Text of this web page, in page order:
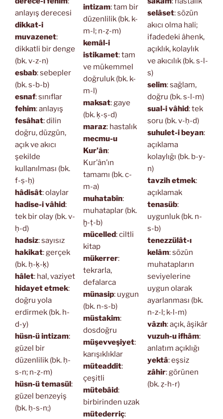
anlayış derecesi
dikkat-i
muvazenet:
dikkatli bir denge
(bk. v-z-n)
esbab: sebepler
(bk. s-b-b)
esnaf: sınıflar
fehim: anlayış
fesâhat: dilin
doğru, düzgün,
açık ve akıcı
şekilde
kullanılması (bk.
f-ṣ-ḥ)
hâdisât: olaylar
hadise-i vâhid:
tek bir olay (bk. v-
ḥ-d)
hadsiz: sayısız
hakikat: gerçek
(bk. ḥ-ḳ-ḳ)
hâlet: hal, vaziyet
hidayet etmek:
doğru yola
erdirmek (bk. h-
d-y)
hüsn-ü intizam:
güzel bir
düzenlilik (bk. ḥ-
s-n; n-ẓ-m)
hüsn-ü temasül:
güzel benzeyiş
(bk. ḥ-s-n;)
intizam: tam bir
düzenlilik (bk. k-
m-l; n-ẓ-m)
kemâl-i
istikamet: tam
ve mükemmel
doğruluk (bk. k-
m-l)
maksat: gaye
(bk. ḳ-ṣ-d)
maraz: hastalık
mecmu-u
Kur’ân:
Kur’ân’ın
tamamı (bk. c-
m-a)
muhatabîn:
muhataplar (bk.
ḫ-ṭ-b)
mücelled: ciltli
kitap
mükerrer:
tekrarla,
defalarca
münasip: uygun
(bk. n-s-b)
müstakim:
dosdoğru
müşevveşiyet:
karışıklıklar
müteaddit:
çeşitli
mütebâid:
birbirinden uzak
mütederriç:
selâset: sözün
akıcı olma hali;
ifadedeki âhenk,
açıklık, kolaylık
ve akıcılık (bk. s-l-
s)
selim: sağlam,
doğru (bk. s-l-m)
sual-i vâhid: tek
soru (bk. v-ḥ-d)
suhulet-i beyan:
açıklama
kolaylığı (bk. b-y-
n)
tavzih etmek:
açıklamak
tenasüb:
uygunluk (bk. n-
s-b)
tenezzülât-ı
kelâm: sözün
muhatapların
seviyelerine
uygun olarak
ayarlanması (bk.
n-z-l; k-l-m)
vâzıh: açık, âşikâr
vuzuh-u ifhâm:
anlatım açıklığı
yektâ: eşsiz
zâhir: görünen
(bk. ẓ-h-r)